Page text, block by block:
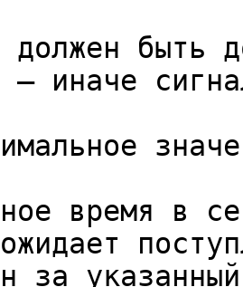
быть
иначе
время в
за